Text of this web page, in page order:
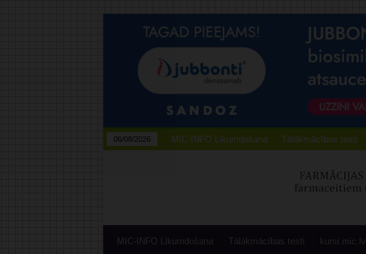
06/08/2026 MIC-INFO Likumdošana Tālākmācības testi
MIC-INFO Likumdošana Tālākmācības testi kursi.mic.lv